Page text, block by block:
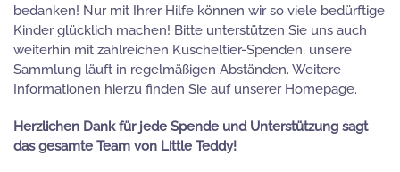
bedanken! Nur mit Ihrer Hilfe können wir so viele bedürftige
Kinder glücklich machen! Bitte unterstützen Sie uns auch
weiterhin mit zahlreichen Kuscheltier-Spenden, unsere
Sammlung läuft in regelmäßigen Abständen. Weitere
Informationen hierzu finden Sie auf unserer Homepage.
Herzlichen Dank für jede Spende und Unterstützung sagt
das gesamte Team von Little Teddy!